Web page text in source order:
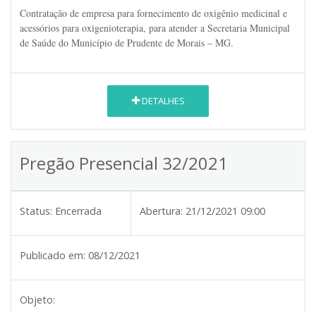
Contratação de empresa para fornecimento de oxigênio medicinal e
acessórios para oxigenioterapia, para atender a Secretaria Municipal
de Saúde do Município de Prudente de Morais – MG.
DETALHES
Pregão Presencial 32/2021
Status: Encerrada Abertura: 21/12/2021 09:00
Publicado em: 08/12/2021
Objeto: